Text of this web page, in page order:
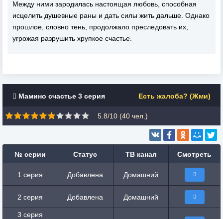
Между ними зародилась настоящая любовь, способная
исцелить душевные раны и дать силы жить дальше. Однако
прошлое, словно тень, продолжало преследовать их,
угрожая разрушить хрупкое счастье.
Мамино счастье 3 серия Есть жалоба? (Жми)
5.8/10 (40 чел.)
№ серии Статус ТВ канал Смотреть
1 серия Добавлена Домашний
2 серия Добавлена Домашний
3 серия